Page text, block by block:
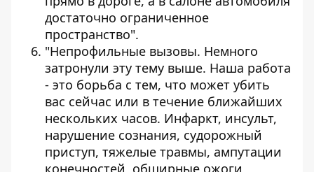
достаточно ограниченное
пространство".
"Непрофильные вызовы. Немного
затронули эту тему выше. Наша работа
- это борьба с тем, что может убить
вас сейчас или в течение ближайших
нескольких часов. Инфаркт, инсульт,
нарушение сознания, судорожный
приступ, тяжелые травмы, ампутации
конечностей, обширные ожоги,